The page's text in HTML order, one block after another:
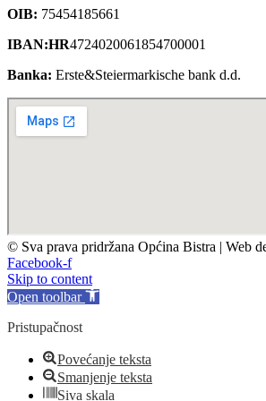
OIB: 75454185661
IBAN:HR4724020061854700001
Banka: Erste&Steiermarkische bank d.d.
© Sva prava pridržana Općina Bistra | Web
Facebook-f
Skip to content
Open toolbar
Pristupačnost
Povećanje teksta
Smanjenje teksta
Siva skala